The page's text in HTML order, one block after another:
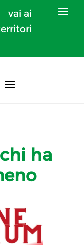
vai ai
ha